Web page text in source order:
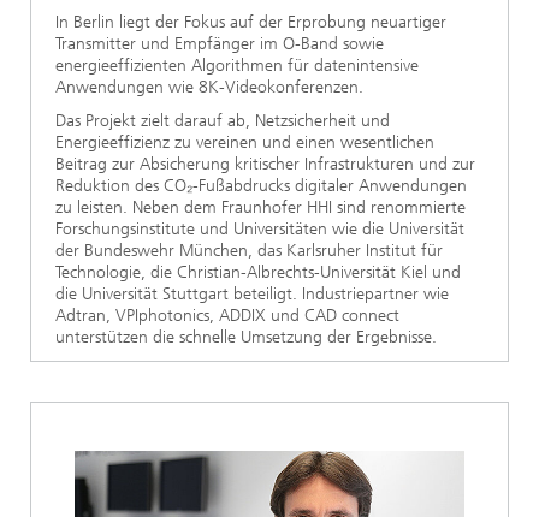
In Berlin liegt der Fokus auf der Erprobung neuartiger
Transmitter und Empfänger im O-Band sowie
energieeffizienten Algorithmen für datenintensive
Anwendungen wie 8K-Videokonferenzen.
Das Projekt zielt darauf ab, Netzsicherheit und
Energieeffizienz zu vereinen und einen wesentlichen
Beitrag zur Absicherung kritischer Infrastrukturen und zur
Reduktion des CO₂-Fußabdrucks digitaler Anwendungen
zu leisten. Neben dem Fraunhofer HHI sind renommierte
Forschungsinstitute und Universitäten wie die Universität
der Bundeswehr München, das Karlsruher Institut für
Technologie, die Christian-Albrechts-Universität Kiel und
die Universität Stuttgart beteiligt. Industriepartner wie
Adtran, VPIphotonics, ADDIX und CAD connect
unterstützen die schnelle Umsetzung der Ergebnisse.